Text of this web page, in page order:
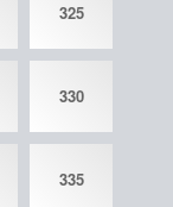
325
330
335